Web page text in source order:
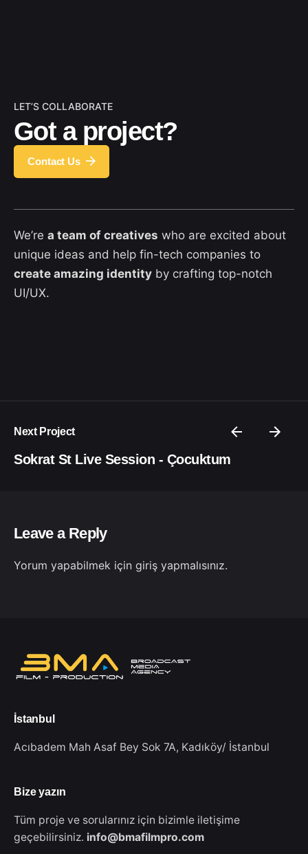
LET’S COLLABORATE
Got a project?
Contact Us
We’re a team of creatives who are excited about
unique ideas and help fin-tech companies to
create amazing identity by crafting top-notch
UI/UX.
Next Project
Sokrat St Live Session - Çocuktum
Leave a Reply
Yorum yapabilmek için giriş yapmalısınız.
İstanbul
Acıbadem Mah Asaf Bey Sok 7A, Kadıköy/ İstanbul
Bize yazın
Tüm proje ve sorularınız için bizimle iletişime
geçebilirsiniz. info@bmafilmpro.com